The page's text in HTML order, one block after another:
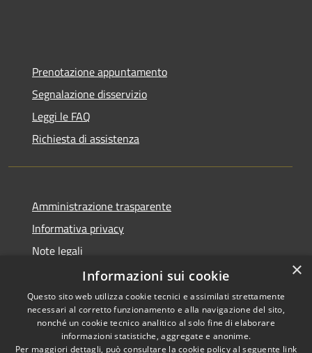
Prenotazione appuntamento
Segnalazione disservizio
Leggi le FAQ
Richiesta di assistenza
Amministrazione trasparente
Informativa privacy
Note legali
Dichiarazione di accessibilità
RSS
Copyright © 2026 • Comune di
×
Informazioni sui cookie
Questo sito web utilizza cookie tecnici e assimilati strettamente
necessari al corretto funzionamento e alla navigazione del sito,
nonché un cookie tecnico analitico al solo fine di elaborare
informazioni statistiche, aggregate e anonime.
Per maggiori dettagli, può consultare la cookie policy al seguente link